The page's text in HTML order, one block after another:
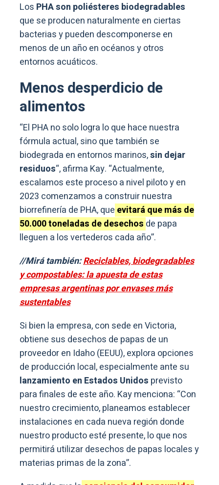
Los PHA son poliésteres biodegradables
que se producen naturalmente en ciertas
bacterias y pueden descomponerse en
menos de un año en océanos y otros
entornos acuáticos.
Menos desperdicio de
alimentos
“El PHA no solo logra lo que hace nuestra
fórmula actual, sino que también se
biodegrada en entornos marinos,sin dejar
residuos“, afirma Kay. “Actualmente,
escalamos este proceso a nivel piloto y en
2023 comenzamos a construir nuestra
biorrefinería de PHA, que evitará que más de
50.000 toneladas de desechos de papa
lleguen a los vertederos cada año”.
//Mirá también:Reciclables, biodegradables
y compostables: la apuesta de estas
empresas argentinas por envases más
sustentables
Si bien la empresa, con sede en Victoria,
obtiene sus desechos de papas de un
proveedor en Idaho (EEUU), explora opciones
de producción local, especialmente ante su
lanzamiento en Estados Unidos previsto
para finales de este año. Kay menciona: “Con
nuestro crecimiento, planeamos establecer
instalaciones en cada nueva región donde
nuestro producto esté presente, lo que nos
permitirá utilizar desechos de papas locales y
materias primas de la zona”.